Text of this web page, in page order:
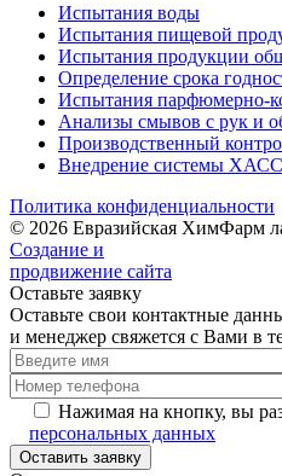
Испытания воды
Испытания пищевой
Испытания продукции
Определение срока
Испытания парфюмерно-
Анализы смывов с рук и
Производственный
Внедрение системы
Политика конфиденциальности
© 2026 Евразийская ХимФарм
Создание и
продвижение сайта
Оставьте заявку
Оставьте свои контактные
и менеджер свяжется с Вами в
Нажимая на кнопку, вы
персональных данных